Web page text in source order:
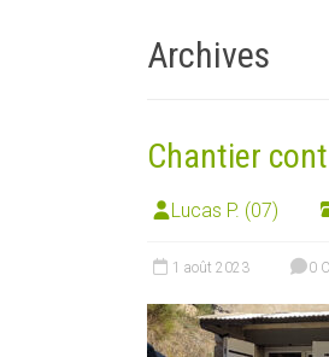
Archives
Chantier
Lucas P. (07)
1 août 2023 0